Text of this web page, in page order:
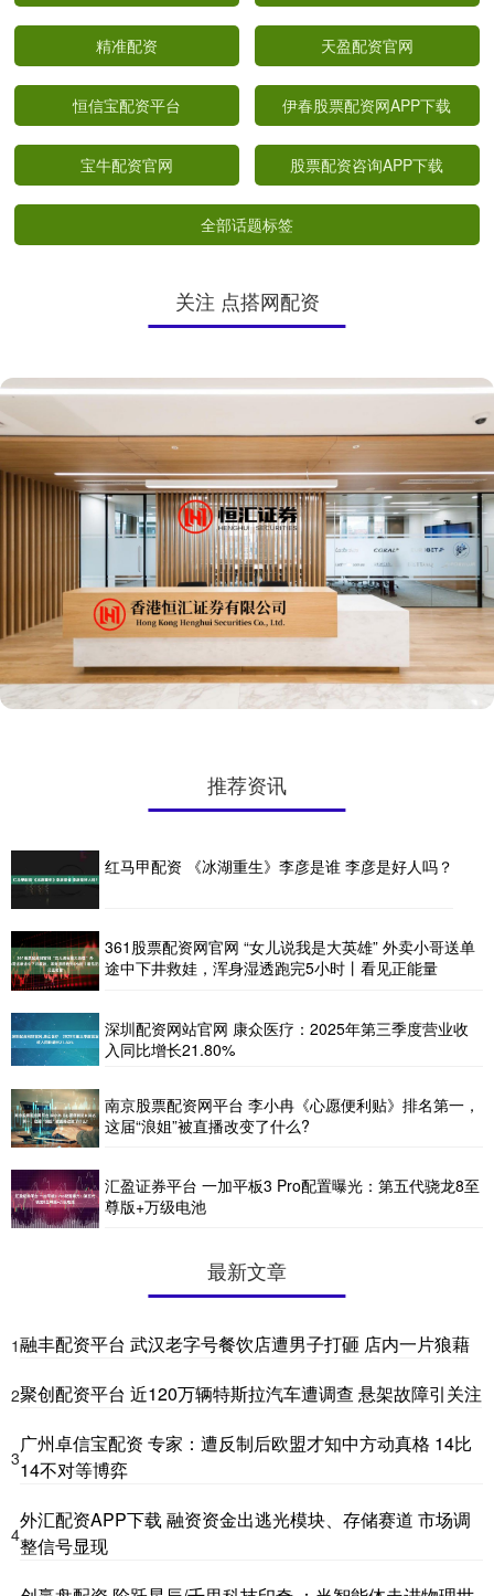
精准配资 天盈配资官网
恒信宝配资平台 伊春股票配资网APP下载
宝牛配资官网 股票配资咨询APP下载
全部话题标签
关注 点搭网配资
推荐资讯
红马甲配资 《冰湖重生》李彦是谁 李彦是好人吗？
361股票配资网官网 “女儿说我是大英雄” 外卖小哥送单
途中下井救娃，浑身湿透跑完5小时丨看见正能量
深圳配资网站官网 康众医疗：2025年第三季度营业收
入同比增长21.80%
南京股票配资网平台 李小冉《心愿便利贴》排名第一，
这届“浪姐”被直播改变了什么?
汇盈证券平台 一加平板3 Pro配置曝光：第五代骁龙8至
尊版+万级电池
最新文章
1融丰配资平台 武汉老字号餐饮店遭男子打砸 店内一片狼藉
2聚创配资平台 近120万辆特斯拉汽车遭调查 悬架故障引关注
3
广州卓信宝配资 专家：遭反制后欧盟才知中方动真格 14比
14不对等博弈
4
外汇配资APP下载 融资资金出逃光模块、存储赛道 市场调
整信号显现